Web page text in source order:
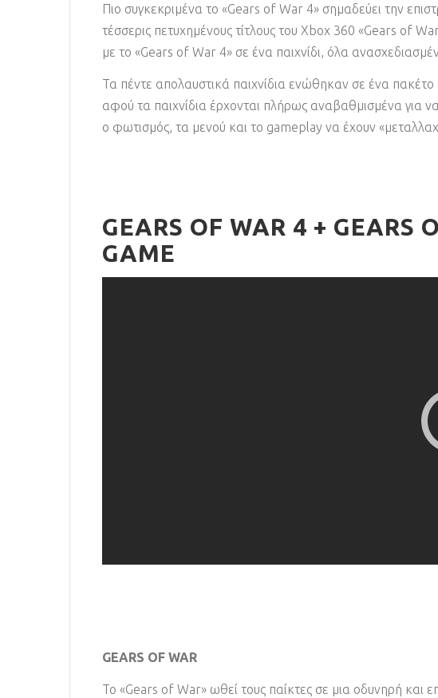
Πιο συγκεκριμένα το «Gears of War 4» σημαδεύει την
τέσσερις πετυχημένους τίτλους του Xbox 360 «Gears of
με το «Gears of War 4» σε ένα παιχνίδι, όλα
Τα πέντε απολαυστικά παιχνίδια ενώθηκαν σε ένα πακέτο
αφού τα παιχνίδια έρχονται πλήρως αναβαθμισμένα για
ο φωτισμός, τα μενού και το gameplay να έχουν
GEARS OF WAR 4 +
GAME
GEARS OF WAR
Το «Gears of War» ωθεί τους παίκτες σε μια οδυνηρή και